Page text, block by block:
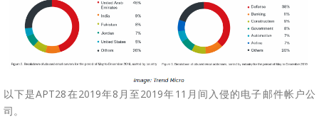
以下是APT28在2019年8月至2019年11月间入侵的电子邮件帐户公
司。